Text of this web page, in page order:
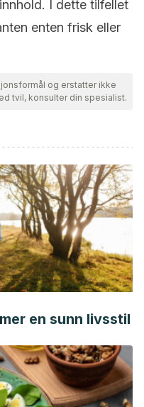
I dette tilfellet
enten frisk eller
og erstatter ikke
tvil, konsulter din spesialist.
en sunn livsstil